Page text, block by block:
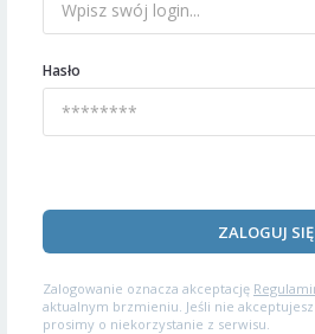
Hasło
ZALOGUJ SIĘ
Zalogowanie oznacza akceptację
aktualnym brzmieniu. Jeśli nie akceptujesz
prosimy o niekorzystanie z serwisu.